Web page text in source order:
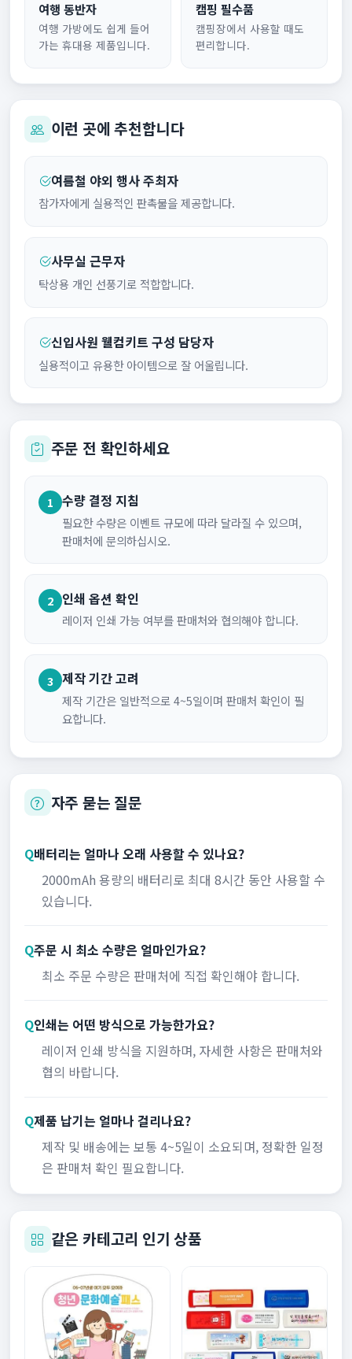
여행 동반자
여행 가방에도 쉽게 들어
가는 휴대용 제품입니다.
캠핑 필수품
캠핑장에서 사용할 때도
편리합니다.
이런 곳에 추천합니다
여름철 야외 행사 주최자
참가자에게 실용적인 판촉물을 제공합니다.
사무실 근무자
탁상용 개인 선풍기로 적합합니다.
신입사원 웰컴키트 구성 담당자
실용적이고 유용한 아이템으로 잘 어울립니다.
주문 전 확인하세요
1 수량 결정 지침
필요한 수량은 이벤트 규모에 따라 달라질 수 있으며,
판매처에 문의하십시오.
2 인쇄 옵션 확인
레이저 인쇄 가능 여부를 판매처와 협의해야 합니다.
3 제작 기간 고려
제작 기간은 일반적으로 4~5일이며 판매처 확인이 필
요합니다.
자주 묻는 질문
Q배터리는 얼마나 오래 사용할 수 있나요?
2000mAh 용량의 배터리로 최대 8시간 동안 사용할 수
있습니다.
Q주문 시 최소 수량은 얼마인가요?
최소 주문 수량은 판매처에 직접 확인해야 합니다.
Q인쇄는 어떤 방식으로 가능한가요?
레이저 인쇄 방식을 지원하며, 자세한 사항은 판매처와
협의 바랍니다.
Q제품 납기는 얼마나 걸리나요?
제작 및 배송에는 보통 4~5일이 소요되며, 정확한 일정
은 판매처 확인 필요합니다.
같은 카테고리 인기 상품